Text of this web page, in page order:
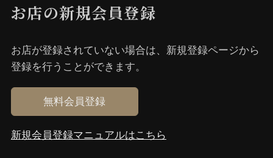
お店の新規会員登録
お店が登録されていない場合は、新規登録ページから
登録を⾏うことができます。
無料会員登録
新規会員登録マニュアルはこちら